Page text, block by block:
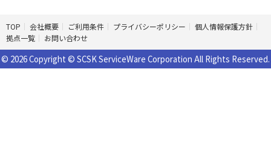
TOP 会社概要 ご利用条件 プライバシーポリシー
個人情報保護方針
拠点一覧
お問い合わせ
© 2026 Copyright © SCSK ServiceWare Corporation All Rights Reserved.